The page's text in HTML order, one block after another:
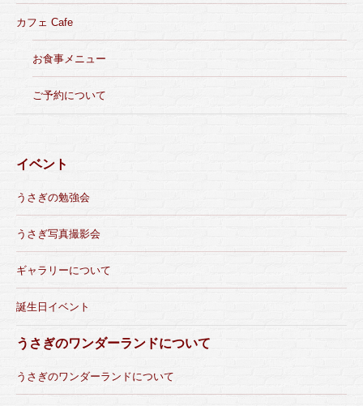
カフェ Cafe
お食事メニュー
ご予約について
イベント
うさぎの勉強会
うさぎ写真撮影会
ギャラリーについて
誕生日イベント
うさぎのワンダーランドについて
うさぎのワンダーランドについて